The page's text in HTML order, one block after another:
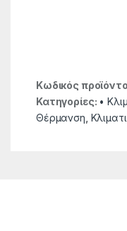
Κωδικός
Κατηγορίες: •
Θέρμανση